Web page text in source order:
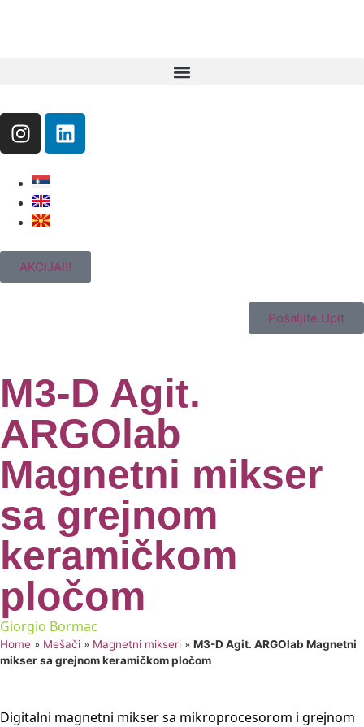
AKCIJA!!!
Pošaljite Upit
M3-D Agit.
ARGOlab
Magnetni mikser
sa grejnom
keramičkom
pločom
Giorgio Bormac
Home » Mešači » Magnetni mikseri » M3-D Agit. ARGOlab Magnetni
mikser sa grejnom keramičkom pločom
Digitalni magnetni mikser sa mikroprocesorom i grejnom